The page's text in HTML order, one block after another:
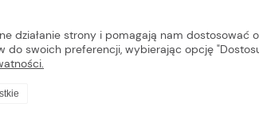
działanie strony i pomagają nam
swoich preferencji, wybierając opcję